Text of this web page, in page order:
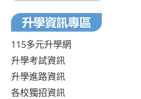
115多元升學網
升學考試資訊
升學進路資訊
各校獨招資訊